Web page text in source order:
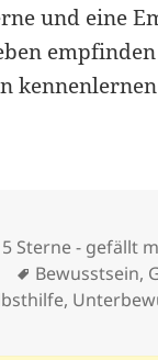
und eine
Kategorien
5 Sterne - gefällt
Schlagwörter
Bewusstsein,
,